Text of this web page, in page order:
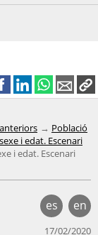
Població
i edat. Escenari
i edat. Escenari
es en
17/02/2020